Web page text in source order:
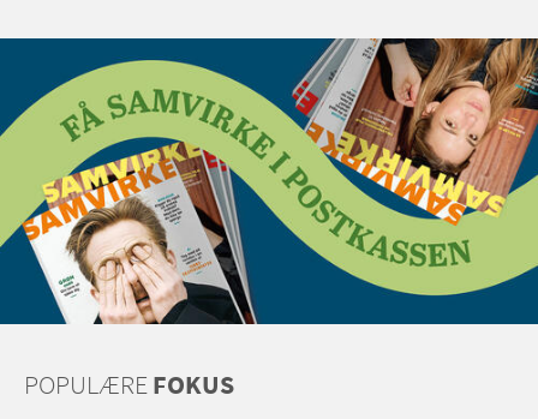
POPULÆREFOKUS